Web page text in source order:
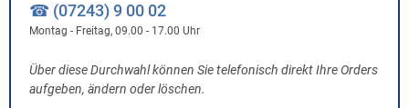
☎ (07243) 9 00 02
Montag - Freitag, 09.00 - 17.00 Uhr
Über diese Durchwahl können Sie telefonisch direkt Ihre Orders
aufgeben, ändern oder löschen.